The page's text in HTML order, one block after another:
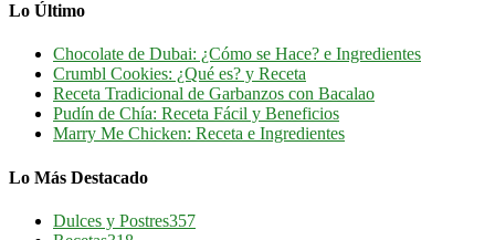
Lo Último
Chocolate de Dubai: ¿Cómo se Hace? e Ingredientes
Crumbl Cookies: ¿Qué es? y Receta
Receta Tradicional de Garbanzos con Bacalao
Pudín de Chía: Receta Fácil y Beneficios
Marry Me Chicken: Receta e Ingredientes
Lo Más Destacado
Dulces y Postres357